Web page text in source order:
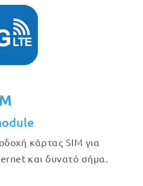
κάρτας SIM για
και δυνατό σήμα.